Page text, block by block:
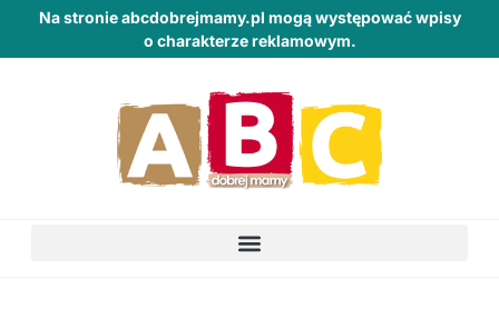
Na stronie abcdobrejmamy.pl mogą występować wpisy
o charakterze reklamowym.